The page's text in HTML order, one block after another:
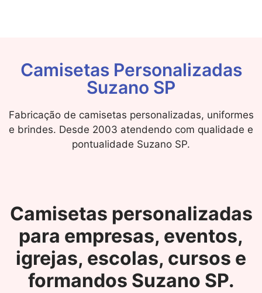
Camisetas Personalizadas
Suzano SP
Fabricação de camisetas personalizadas, uniformes
e brindes. Desde 2003 atendendo com qualidade e
pontualidade Suzano SP.
Camisetas personalizadas
para empresas, eventos,
igrejas, escolas, cursos e
formandos Suzano SP.